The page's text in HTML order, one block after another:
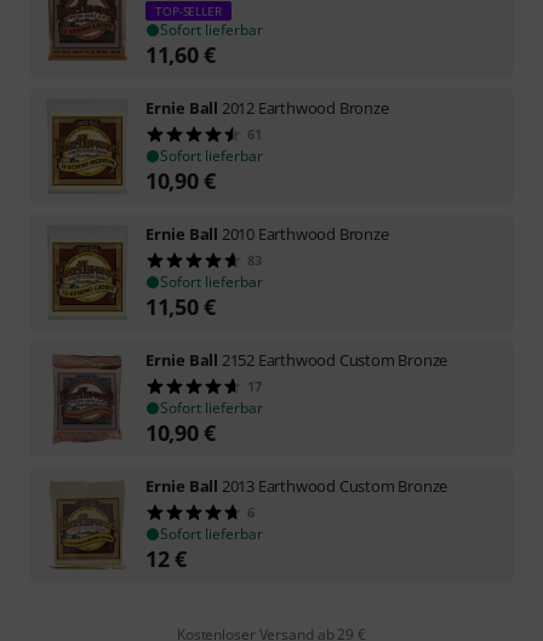
TOP-SELLER
Sofort lieferbar
11,60€
Ernie Ball 2012 Earthwood Bronze
61
Sofort lieferbar
10,90€
Ernie Ball 2010 Earthwood Bronze
83
Sofort lieferbar
11,50€
Ernie Ball 2152 Earthwood Custom Bronze
17
Sofort lieferbar
10,90€
Ernie Ball 2013 Earthwood Custom Bronze
6
Sofort lieferbar
12€
Kostenloser Versand ab 29 €